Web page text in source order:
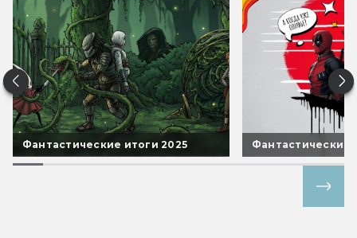
Фантастические итоги 2025 Фантастические